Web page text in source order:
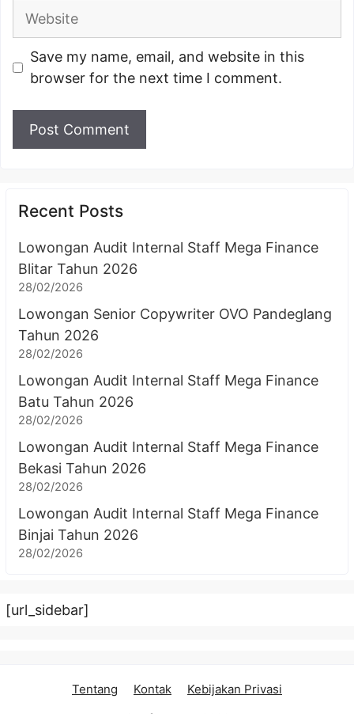
Website
Save my name, email, and website in this
browser for the next time I comment.
Recent Posts
Lowongan Audit Internal Staff Mega Finance
Blitar Tahun 2026
28/02/2026
Lowongan Senior Copywriter OVO Pandeglang
Tahun 2026
28/02/2026
Lowongan Audit Internal Staff Mega Finance
Batu Tahun 2026
28/02/2026
Lowongan Audit Internal Staff Mega Finance
Bekasi Tahun 2026
28/02/2026
Lowongan Audit Internal Staff Mega Finance
Binjai Tahun 2026
28/02/2026
[url_sidebar]
Tentang Kontak
Kebijakan Privasi